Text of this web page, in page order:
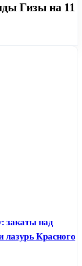
Гизы на 11
закаты над
лазурь Красного